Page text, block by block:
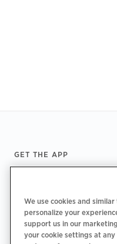
Footer
GET THE APP
We use cookies and
personalize your
support us in our
your cookie settings at